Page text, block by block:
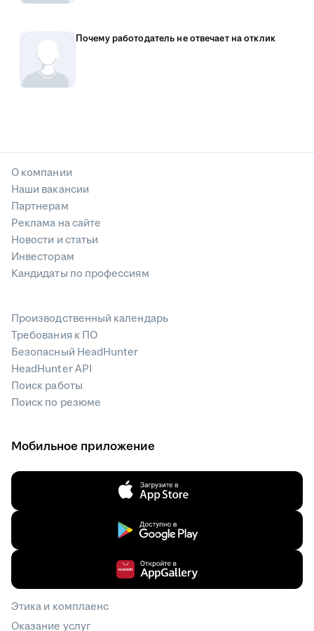
Почему работодатель не отвечает на отклик
О компании
Наши вакансии
Партнерам
Реклама на сайте
Новости и статьи
Инвесторам
Кандидаты по профессиям
Производственный календарь
Требования к ПО
Безопасный HeadHunter
HeadHunter API
Поиск работы
Поиск по резюме
Мобильное приложение
Этика и комплаенс
Оказание услуг